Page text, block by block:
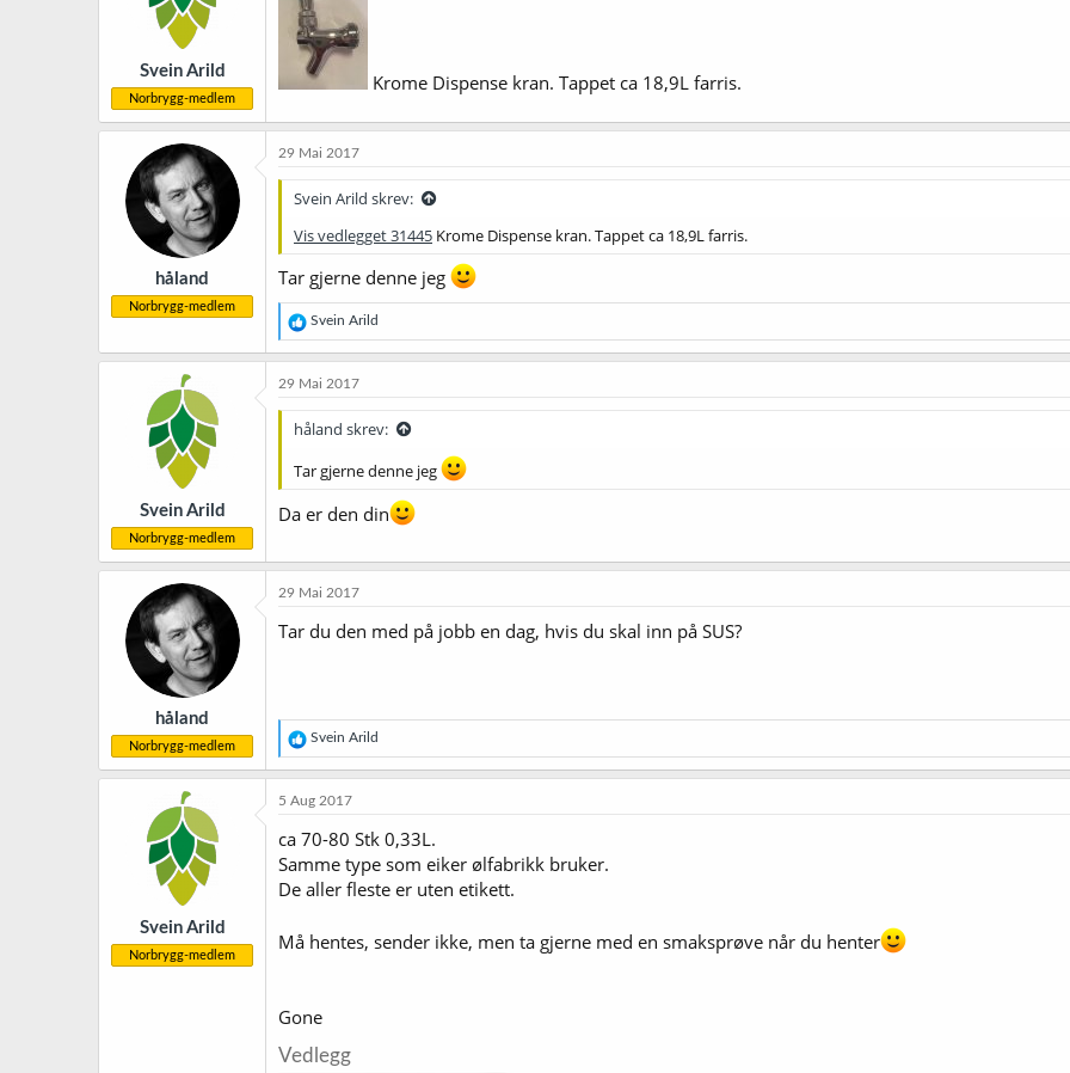
Svein Arild
Norbrygg-medlem
Krome Dispense kran. Tappet ca 18,9L farris.
håland
Norbrygg-medlem
29 Mai 2017
Svein Arild skrev:
Vis vedlegget 31445 Krome Dispense kran. Tappet ca 18,9L farris.
Tar gjerne denne jeg
R
e
a
k
j
o
e
:
Svein Arild
Svein Arild
Norbrygg-medlem
29 Mai 2017
håland skrev:
Tar gjerne denne jeg
Da er den din
håland
Norbrygg-medlem
29 Mai 2017
Tar du den med på jobb en dag, hvis du skal inn på SUS?
R
e
a
s
j
o
n
e
Svein Arild
Svein Arild
Norbrygg-medlem
5 Aug 2017
ca 70-80 Stk 0,33L.
Samme type som eiker ølfabrikk bruker.
De aller fleste er uten etikett.
Må hentes, sender ikke, men ta gjerne med en smaksprøve når du henter
Gone
Vedlegg